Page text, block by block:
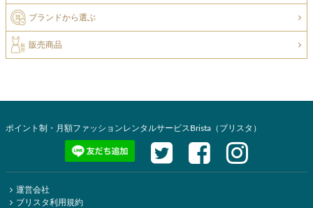
ブランドから選ぶ
販売商品
ポイント制・月額ファッションレンタルサービスBrista（ブリスタ）
運営会社
ブリスタ利用規約